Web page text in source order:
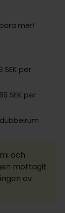
mer!
per
SEK per
och
mottagit
av